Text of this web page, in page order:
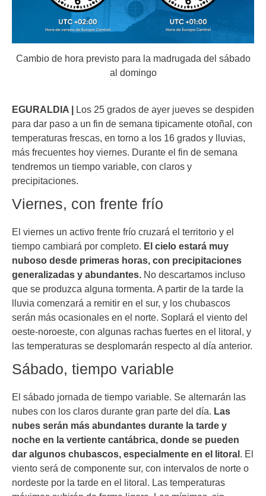
Cambio de hora previsto para la madrugada del sábado
al domingo
EGURALDIA | Los 25 grados de ayer jueves se despiden
para dar paso a un fin de semana tipicamente otoñal, con
temperaturas frescas, en torno a los 16 grados y lluvias,
más frecuentes hoy viernes. Durante el fin de semana
tendremos un tiempo variable, con claros y
precipitaciones.
Viernes, con frente frío
El viernes un activo frente frío cruzará el territorio y el
tiempo cambiará por completo. El cielo estará muy
nuboso desde primeras horas, con precipitaciones
generalizadas y abundantes. No descartamos incluso
que se produzca alguna tormenta. A partir de la tarde la
lluvia comenzará a remitir en el sur, y los chubascos
serán más ocasionales en el norte. Soplará el viento del
oeste-noroeste, con algunas rachas fuertes en el litoral, y
las temperaturas se desplomarán respecto al día anterior.
Sábado, tiempo variable
El sábado jornada de tiempo variable. Se alternarán las
nubes con los claros durante gran parte del día. Las
nubes serán más abundantes durante la tarde y
noche en la vertiente cantábrica, donde se pueden
dar algunos chubascos, especialmente en el litoral . El
viento será de componente sur, con intervalos de norte o
nordeste por la tarde en el litoral. Las temperaturas